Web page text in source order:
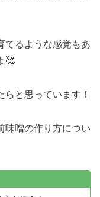
てるような感覚もあ
🥰
と思っています！
味噌の作り方につい